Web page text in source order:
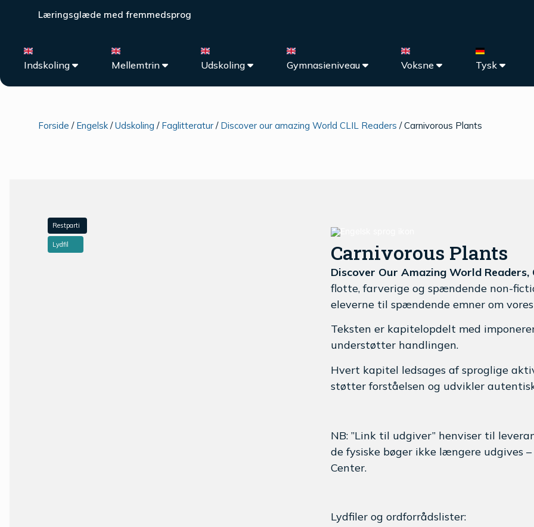
Læringsglæde med fremmedsprog
Indskoling Mellemtrin Udskoling Gymnasieniveau Voksne Tysk
Forside / Engelsk/Udskoling / Faglitteratur / Discover our amazing World CLIL Readers / Carnivorous Plants
Restparti
Lydfil Carnivorous Plants
Discover Our Amazing World Readers,
flotte, farverige og spændende non-
eleverne til spændende emner om
Teksten er kapitelopdelt med
understøtter handlingen.
Hvert kapitel ledsages af sproglige
støtter forståelsen og udvikler
NB: ”Link til udgiver” henviser til
de fysiske bøger ikke længere udgives
Center.
Lydfiler og ordforrådslister: